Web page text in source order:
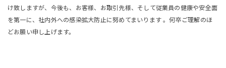
け致しますが、今後も、お客様、お取引先様、そして従業員の健康や安全面
を第一に、社内外への感染拡大防止に努めてまいります 。何卒ご理解のほ
どお願い申し上げます。